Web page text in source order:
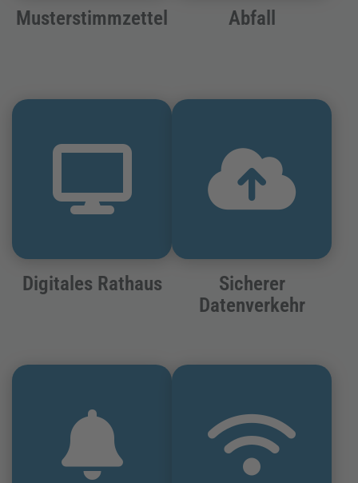
Musterstimmzettel Abfall
Digitales Rathaus
Sicherer
Datenverkehr